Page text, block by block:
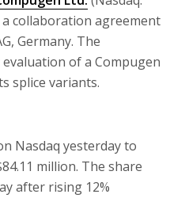
a collaboration agreement
Germany. The
of a Compugen
splice variants.
Nasdaq yesterday to
million. The share
after rising 12%